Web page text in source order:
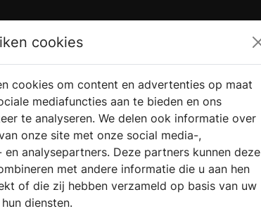
VERKOOPLOCATIE
VINDEN
WEBSHOP
cookies
cookies om content en advertenties op maat
mediafuncties aan te bieden en ons
te analyseren. We delen ook informatie over
onze site met onze social media-,
analysepartners. Deze partners kunnen deze
met andere informatie die u aan hen
of die zij hebben verzameld op basis van uw
diensten.